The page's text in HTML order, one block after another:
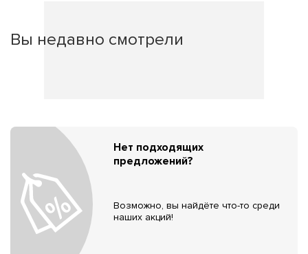
Вы недавно смотрели
Нет подходящих
предложений?
Возможно, вы найдёте что-то среди
наших акций!